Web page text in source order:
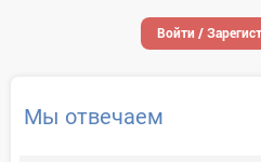
Войти /
Мы отвечаем